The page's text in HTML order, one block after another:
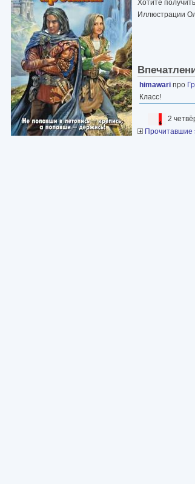
Хотите
Иллюстрации
himawari про
Класс!
2
Прочитавшие